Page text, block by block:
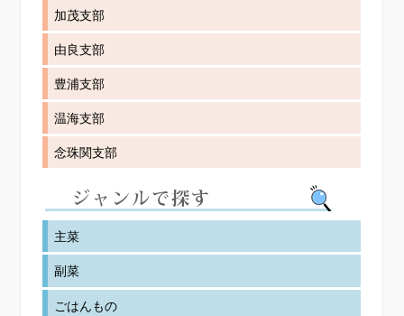
加茂支部
由良支部
豊浦支部
温海支部
念珠関支部
主菜
副菜
ごはんもの